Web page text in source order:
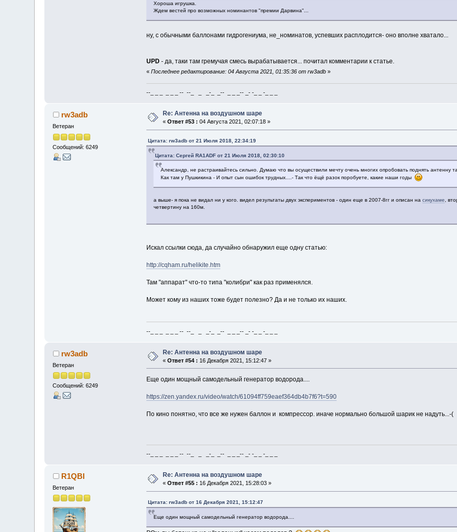
Хороша игрушка.
Ждем вестей про возможных номинантов "премии Дарвина"...
ну, с обычными баллонами гидрогениума, не_номинатов, успевших расплодится- оно вполне хватало...
UPD- да, таки там гремучая смесь вырабатывается... почитал комментарии к статье.
« Последнее редактирование: 04 Августа 2021, 01:35:36 от rw3adb»
--_ _ _ _ _ _ -- --_ _ _-_ _-- _ _ _-- _- -_ _ -_ _ _
rw3adb
Ветеран
Сообщений: 6249
Re: Антенна на воздушном шаре
«Ответ #53 : 04 Августа 2021, 02:07:18 »
Цитата: rw3adb от 21 Июля 2018, 22:34:19
Цитата: Сергей RA1ADF от 21 Июля 2018, 02:30:10
Александр, не растраивайтесь сильно. Думаю что вы осуществили мечту очень многих опробовать поднять антенну
Как там у Пушкикина - И опыт сын ошибок трудных....- Так что ёщё разок поробуете, какие наши годы
а выше- я пока не видал ни у кого. видел результаты двух экспериментов - один еще в 2007-8гг и описан на сикухаме,
четвертину на 160м.
Искал ссылки сюда, да случайно обнаружил еще одну статью:
http://cqham.ru/helikite.htm
Там "аппарат" что-то типа "колибри" как раз применялся.
Может кому из наших тоже будет полезно? Да и не только их наших.
--_ _ _ _ _ _ -- --_ _ _-_ _-- _ _ _-- _- -_ _ -_ _ _
rw3adb
Ветеран
Сообщений: 6249
Re: Антенна на воздушном шаре
«Ответ #54 : 16 Декабря 2021, 15:12:47 »
Еще один мощный самодельный генератор водорода....
https://zen.yandex.ru/video/watch/61094ff759eaef364db4b7f6?t=590
По кино понятно, что все же нужен баллон и компрессор. иначе нормально большой шарик не надуть...-(
--_ _ _ _ _ _ -- --_ _ _-_ _-- _ _ _-- _- -_ _ -_ _ _
R1QBI
Ветеран
Re: Антенна на воздушном шаре
«Ответ #55 : 16 Декабря 2021, 15:28:03 »
Цитата: rw3adb от 16 Декабря 2021, 15:12:47
Еще один мощный самодельный генератор водорода....